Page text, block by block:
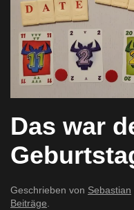
Das war
Geschrieben von Sebastian
Beiträge